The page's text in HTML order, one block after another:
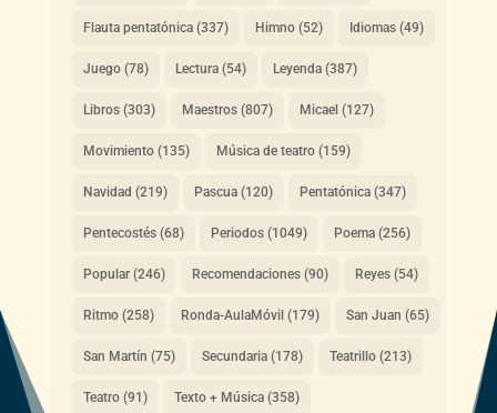
Flauta pentatónica(337) Himno(52) Idiomas(49)
Juego(78) Lectura(54) Leyenda(387)
Libros(303) Maestros(807) Micael(127)
Movimiento(135) Música de teatro(159)
Navidad (219) Pascua(120) Pentatónica(347)
Pentecostés(68) Periodos(1049) Poema(256)
Popular(246) Recomendaciones(90) Reyes(54)
Ritmo(258) Ronda-AulaMóvil(179) San Juan (65)
San Martín (75) Secundaria(178) Teatrillo(213)
Teatro(91) Texto + Música(358)